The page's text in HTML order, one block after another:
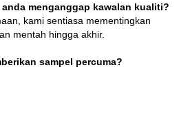
menganggap kawalan kualiti?
kami sentiasa mementingkan
mentah hingga akhir.
sampel percuma?